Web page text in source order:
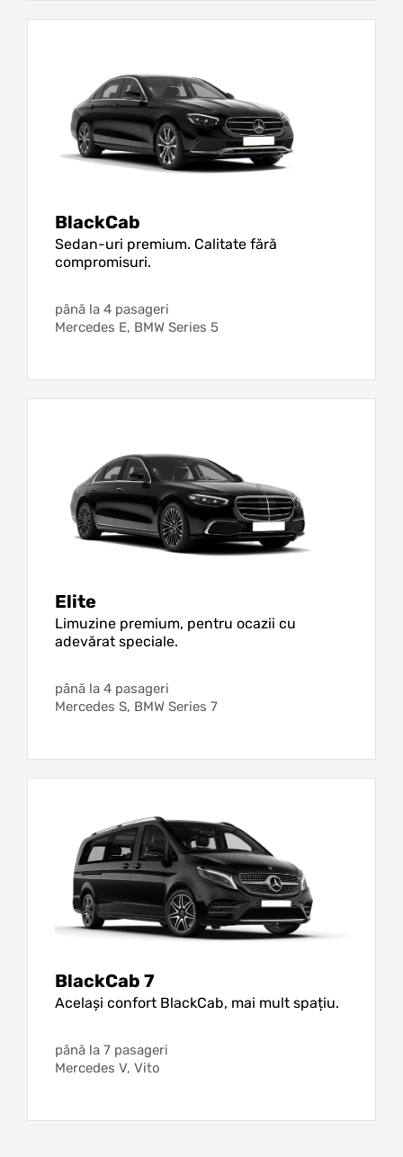
BlackCab
Sedan-uri premium. Calitate fără
compromisuri.
până la 4 pasageri
Mercedes E, BMW Series 5
Elite
Limuzine premium, pentru ocazii cu
adevărat speciale.
până la 4 pasageri
Mercedes S, BMW Series 7
BlackCab 7
Același confort BlackCab, mai mult spațiu.
până la 7 pasageri
Mercedes V, Vito